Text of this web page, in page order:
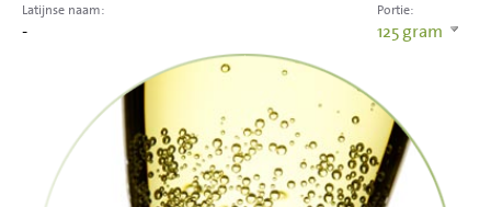
Portie:
125gram
Latijnse naam:
-